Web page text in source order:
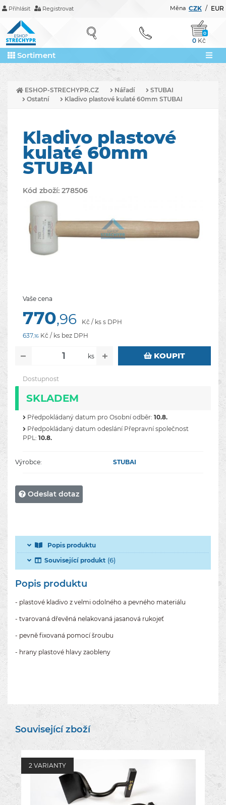
Přihlásit Registrovat CZK / EUR
Měna
0
0 Kč
Sortiment
ESHOP-STRECHYPR.CZ Nářadí
STUBAI
Ostatní
Kladivo plastové kulaté 60mm STUBAI
Kladivo plastové
kulaté 60mm
STUBAI
Kód zboží: 278506
Vaše cena
770,96
Kč / ks s DPH
637,16 Kč / ks bez DPH
ks KOUPIT
Dostupnost
SKLADEM
Předpokládaný datum pro Osobní odběr: 10.8.
Předpokládaný datum odeslání Přepravní společnost
PPL: 10.8.
Výrobce: STUBAI
Odeslat dotaz
Popis produktu
Související produkt (6)
Popis produktu
- plastové kladivo z velmi odolného a pevného materiálu
- tvarovaná dřevěná nelakovaná jasanová rukojeť
- pevně fixovaná pomocí šroubu
- hrany plastové hlavy zaobleny
Související zboží
2 VARIANTY